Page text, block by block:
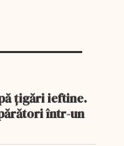
țigări ieftine.
într-un